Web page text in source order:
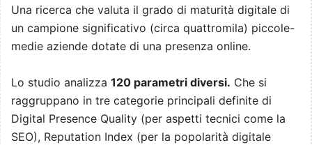
Una ricerca che valuta il grado di maturità digitale di
un campione significativo (circa quattromila) piccole-
medie aziende dotate di una presenza online.
Lo studio analizza 120 parametri diversi. Che si
raggruppano in tre categorie principali definite di
Digital Presence Quality (per aspetti tecnici come la
SEO), Reputation Index (per la popolarità digitale